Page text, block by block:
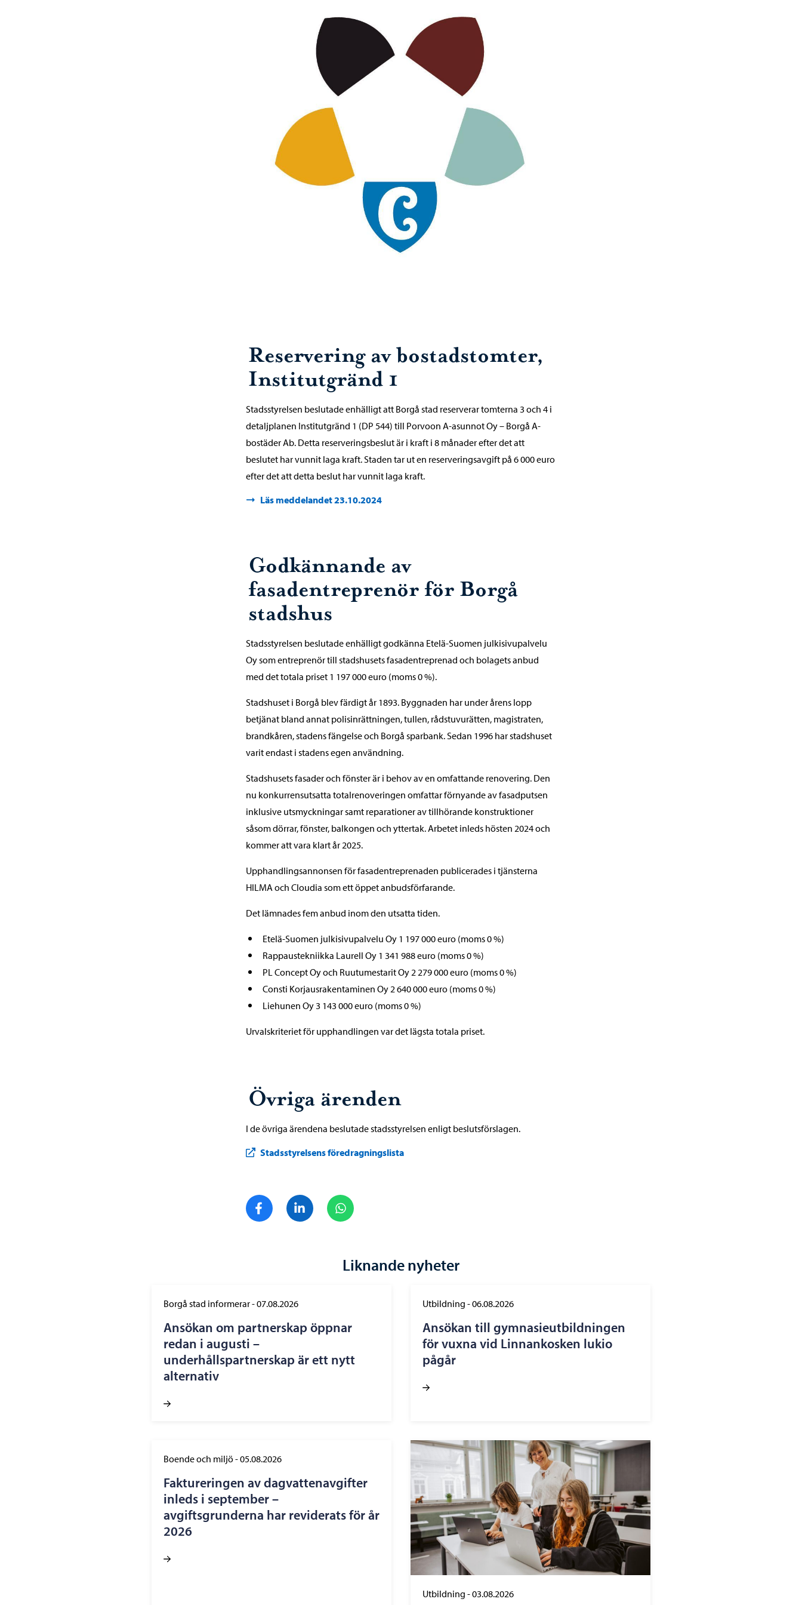
Reservering av bostadstomter,
Institutgränd 1
Stadsstyrelsen beslutade enhälligt att Borgå stad reserverar tomterna 3 och 4 i
detaljplanen Institutgränd 1 (DP 544) till Porvoon A-asunnot Oy – Borgå A-
bostäder Ab. Detta reserveringsbeslut är i kraft i 8 månader efter det att
beslutet har vunnit laga kraft. Staden tar ut en reserveringsavgift på 6 000 euro
efter det att detta beslut har vunnit laga kraft.
Läs meddelandet 23.10.2024
Godkännande av
fasadentreprenör för Borgå
stadshus
Stadsstyrelsen beslutade enhälligt godkänna Etelä-Suomen julkisivupalvelu
Oy som entreprenör till stadshusets fasadentreprenad och bolagets anbud
med det totala priset 1 197 000 euro (moms 0 %).
Stadshuset i Borgå blev färdigt år 1893. Byggnaden har under årens lopp
betjänat bland annat polisinrättningen, tullen, rådstuvurätten, magistraten,
brandkåren, stadens fängelse och Borgå sparbank. Sedan 1996 har stadshuset
varit endast i stadens egen användning.
Stadshusets fasader och fönster är i behov av en omfattande renovering. Den
nu konkurrensutsatta totalrenoveringen omfattar förnyande av fasadputsen
inklusive utsmyckningar samt reparationer av tillhörande konstruktioner
såsom dörrar, fönster, balkongen och yttertak. Arbetet inleds hösten 2024 och
kommer att vara klart år 2025.
Upphandlingsannonsen för fasadentreprenaden publicerades i tjänsterna
HILMA och Cloudia som ett öppet anbudsförfarande.
Det lämnades fem anbud inom den utsatta tiden.
Etelä-Suomen julkisivupalvelu Oy 1 197 000 euro (moms 0 %)
Rappaustekniikka Laurell Oy 1 341 988 euro (moms 0 %)
PL Concept Oy och Ruutumestarit Oy 2 279 000 euro (moms 0 %)
Consti Korjausrakentaminen Oy 2 640 000 euro (moms 0 %)
Liehunen Oy 3 143 000 euro (moms 0 %)
Urvalskriteriet för upphandlingen var det lägsta totala priset.
Övriga ärenden
I de övriga ärendena beslutade stadsstyrelsen enligt beslutsförslagen.
Stadsstyrelsens föredragningslista
Dela på FacebookDela på LinkedIn
Liknande nyheter
Borgå stad informerar-07.08.2026
Ansökan om partnerskap öppnar
redan i augusti –
underhållspartnerskap är ett nytt
alternativ
Utbildning -06.08.2026
Ansökan till gymnasieutbildningen
för vuxna vid Linnankosken lukio
pågår
Boende och miljö-05.08.2026
Faktureringen av dagvattenavgifter
inleds i september –
avgiftsgrunderna har reviderats för år
2026
Utbildning -03.08.2026